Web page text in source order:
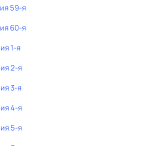
59-я
60-я
1-я
2-я
3-я
4-я
5-я